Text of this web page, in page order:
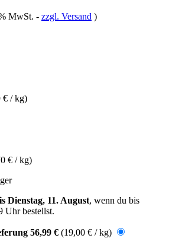
MwSt. - zzgl. Versand )
€ / kg)
€ / kg)
Dienstag, 11. August, wenn du bis
Uhrbestellst.
56,99 € (19,00 € / kg)